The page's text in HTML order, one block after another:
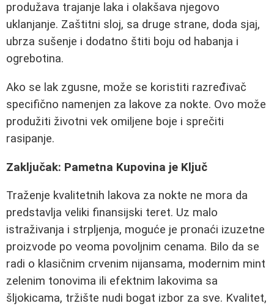
produžava trajanje laka i olakšava njegovo
uklanjanje. Zaštitni sloj, sa druge strane, doda sjaj,
ubrza sušenje i dodatno štiti boju od habanja i
ogrebotina.
Ako se lak zgusne, može se koristiti razređivač
specifično namenjen za lakove za nokte. Ovo može
produžiti životni vek omiljene boje i sprečiti
rasipanje.
Zaključak: Pametna Kupovina je Ključ
Traženje kvalitetnih lakova za nokte ne mora da
predstavlja veliki finansijski teret. Uz malo
istraživanja i strpljenja, moguće je pronaći izuzetne
proizvode po veoma povoljnim cenama. Bilo da se
radi o klasičnim crvenim nijansama, modernim mint
zelenim tonovima ili efektnim lakovima sa
šljokicama, tržište nudi bogat izbor za sve. Kvalitet,